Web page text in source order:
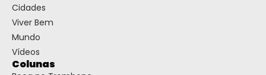
Cidades
Viver Bem
Mundo
Vídeos
Colunas